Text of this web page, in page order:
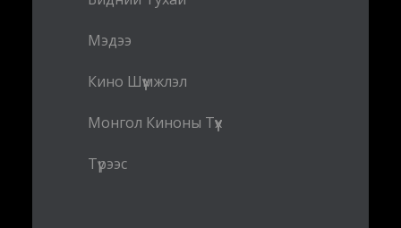
Мэдээ
Кино Шүүмжлэл
Монгол Киноны Түүх
Түрээс